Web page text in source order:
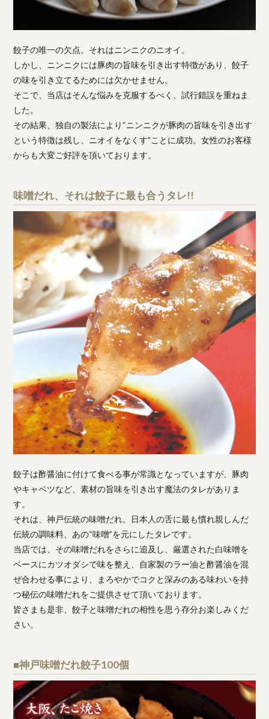
餃子の唯一の欠点。それはニンニクのニオイ。
しかし、ニンニクには豚肉の旨味を引き出す特徴があり、餃子
の味を引き立てるためには欠かせません。
そこで、当店はそんな悩みを克服するべく、試行錯誤を重ねま
した。
その結果、独自の製法により“ニンニクが豚肉の旨味を引き出す
という特徴は残し、ニオイをなくす”ことに成功。女性のお客様
からも大変ご好評を頂いております。
味噌だれ、それは餃子に最も合うタレ!!
餃子は酢醤油に付けて食べる事が常識となっていますが、豚肉
やキャベツなど、素材の旨味を引き出す魔法のタレがありま
す。
それは、神戸伝統の味噌だれ。日本人の舌に最も慣れ親しんだ
伝統の調味料、あの“味噌”を元にしたタレです。
当店では、その味噌だれをさらに追及し、厳選された白味噌を
ベースにカツオダシで味を整え、自家製のラー油と酢醤油を混
ぜ合わせる事により、まろやかでコクと深みのある味わいを持
つ秘伝の味噌だれをご提供させて頂いております。
皆さまも是非、餃子と味噌だれの相性を思う存分お楽しみくだ
さい。
■神戸味噌だれ餃子100個